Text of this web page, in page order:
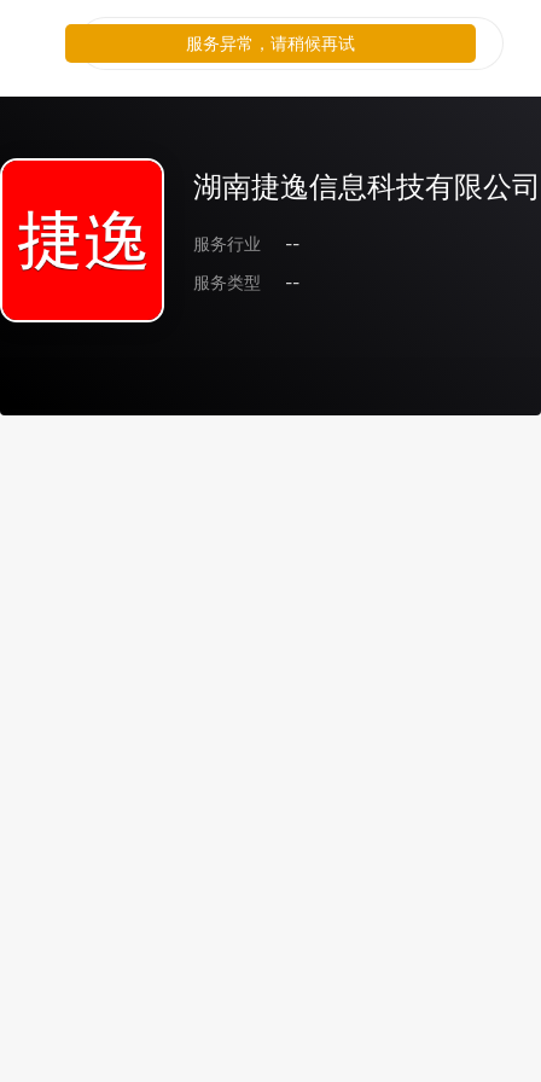
湖南捷逸信息科技有限公司
服务行业
--
服务类型
--
服务异常，请稍候再试